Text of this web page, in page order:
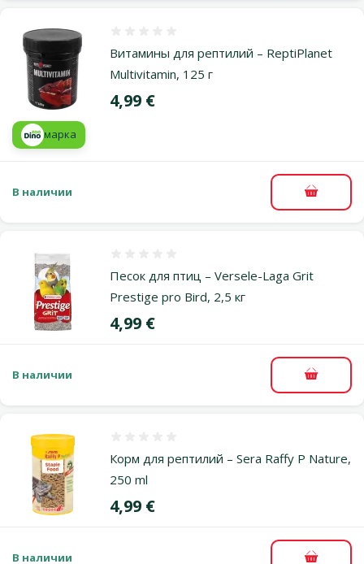
Витамины для рептилий – ReptiPlanet
Multivitamin, 125 г
Цена
4,99 €
марка
В наличии В
Песок для птиц – Versele-Laga Grit
Prestige pro Bird, 2,5 кг
Цена
4,99 €
В наличии В
Корм для рептилий – Sera Raffy P Nature,
250 ml
Цена
4,99 €
В наличии